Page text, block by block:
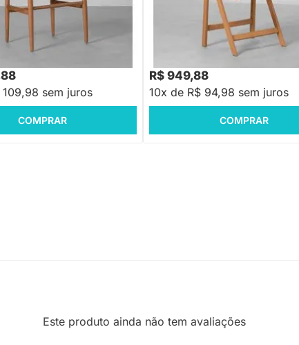
- Natural
109,98 sem juros
COMPRAR
Cadeira Dobrável Sting - Madeira
Economize R$ 250
R$ 949,88
10x de R$ 94,98 sem juros
COMPRAR
Este produto ainda não tem avaliações